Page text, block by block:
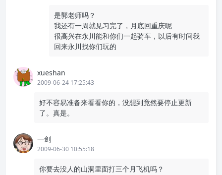
是郭老师吗？
我还有一周就见习完了，月底回重庆呢
很高兴在永川能和你们一起骑车，以后有时间我
回来永川找你们玩的
xueshan
2009-06-24 17:25:43
好不容易准备来看看你的，没想到竟然要停止更新
了。真是。
一剑
2009-06-30 10:55:18
你要去没人的山洞里面打三个月飞机吗？